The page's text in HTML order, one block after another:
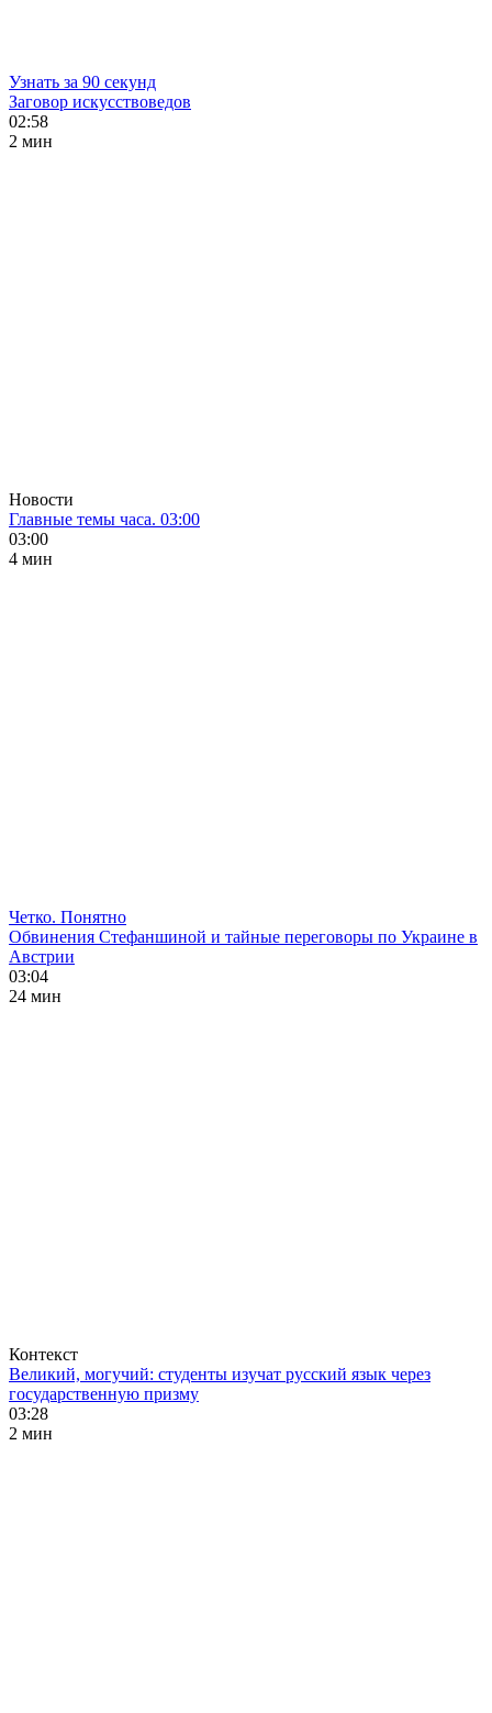
Узнать за 90 секунд
Заговор искусствоведов
02:58
2 мин
Новости
Главные темы часа. 03:00
03:00
4 мин
Четко. Понятно
Обвинения Стефаншиной и тайные переговоры по Украине в
Австрии
03:04
24 мин
Контекст
Великий, могучий: студенты изучат русский язык через
государственную призму
03:28
2 мин